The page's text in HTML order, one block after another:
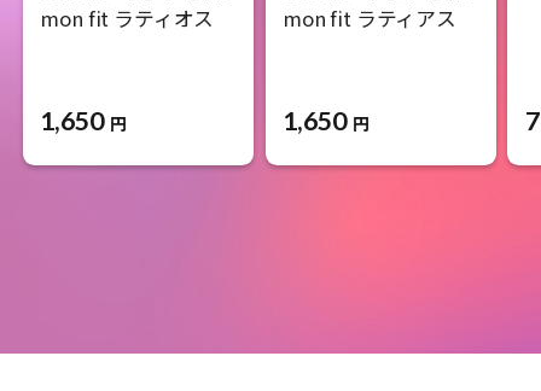
mon fit ラティオス
1,650 円
mon fit ラティアス
1,650 円